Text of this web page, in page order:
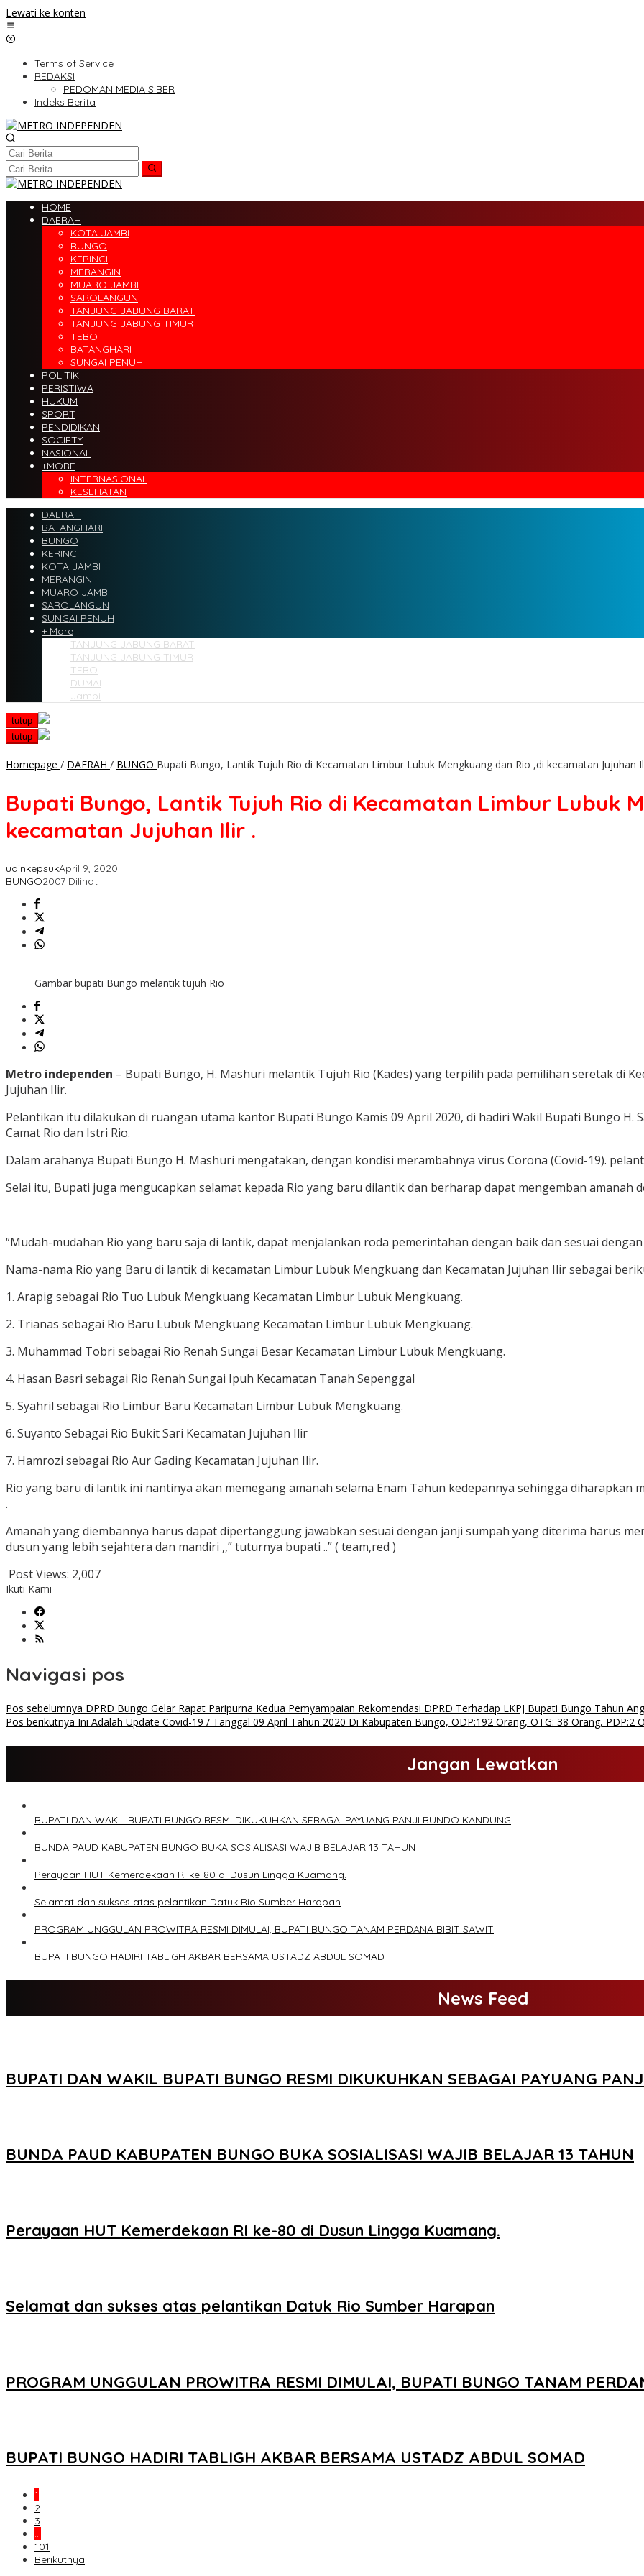
Lewati ke konten
Terms of Service
REDAKSI
PEDOMAN MEDIA SIBER
Indeks Berita
HOME
DAERAH
KOTA JAMBI
BUNGO
KERINCI
MERANGIN
MUARO JAMBI
SAROLANGUN
TANJUNG JABUNG BARAT
TANJUNG JABUNG TIMUR
TEBO
BATANGHARI
SUNGAI PENUH
POLITIK
PERISTIWA
HUKUM
SPORT
PENDIDIKAN
SOCIETY
NASIONAL
+MORE
INTERNASIONAL
KESEHATAN
DAERAH
BATANGHARI
BUNGO
KERINCI
KOTA JAMBI
MERANGIN
MUARO JAMBI
SAROLANGUN
SUNGAI PENUH
+ More
TANJUNG JABUNG BARAT
TANJUNG JABUNG TIMUR
TEBO
DUMAI
Jambi
tutup
tutup
Homepage / DAERAH / BUNGO Bupati Bungo, Lantik Tujuh Rio di Kecamatan Limbur Lubuk Mengkuang dan Rio ,di kecamatan Jujuhan
Bupati Bungo, Lantik Tujuh Rio di Kecamatan Limbur Lubuk
kecamatan Jujuhan Ilir .
udinkepsukApril 9, 2020
BUNGO2007 Dilihat
Gambar bupati Bungo melantik tujuh Rio
Metro independen – Bupati Bungo, H. Mashuri melantik Tujuh Rio (Kades) yang terpilih pada pemilihan seretak di
Jujuhan Ilir.
Pelantikan itu dilakukan di ruangan utama kantor Bupati Bungo Kamis 09 April 2020, di hadiri Wakil Bupati Bungo H.
Camat Rio dan Istri Rio.
Dalam arahanya Bupati Bungo H. Mashuri mengatakan, dengan kondisi merambahnya virus Corona (Covid-19).
Selai itu, Bupati juga mengucapkan selamat kepada Rio yang baru dilantik dan berharap dapat mengemban amanah
“Mudah-mudahan Rio yang baru saja di lantik, dapat menjalankan roda pemerintahan dengan baik dan sesuai
Nama-nama Rio yang Baru di lantik di kecamatan Limbur Lubuk Mengkuang dan Kecamatan Jujuhan Ilir sebagai
1. Arapig sebagai Rio Tuo Lubuk Mengkuang Kecamatan Limbur Lubuk Mengkuang.
2. Trianas sebagai Rio Baru Lubuk Mengkuang Kecamatan Limbur Lubuk Mengkuang.
3. Muhammad Tobri sebagai Rio Renah Sungai Besar Kecamatan Limbur Lubuk Mengkuang.
4. Hasan Basri sebagai Rio Renah Sungai Ipuh Kecamatan Tanah Sepenggal
5. Syahril sebagai Rio Limbur Baru Kecamatan Limbur Lubuk Mengkuang.
6. Suyanto Sebagai Rio Bukit Sari Kecamatan Jujuhan Ilir
7. Hamrozi sebagai Rio Aur Gading Kecamatan Jujuhan Ilir.
Rio yang baru di lantik ini nantinya akan memegang amanah selama Enam Tahun kedepannya sehingga
.
Amanah yang diembannya harus dapat dipertanggung jawabkan sesuai dengan janji sumpah yang diterima harus
dusun yang lebih sejahtera dan mandiri ,,” tuturnya bupati ..” ( team,red )
Post Views: 2,007
Ikuti Kami
Navigasi pos
Pos sebelumnya DPRD Bungo Gelar Rapat Paripurna Kedua Pemyampaian Rekomendasi DPRD Terhadap LKPJ Bupati Bungo Tahun
Pos berikutnya Ini Adalah Update Covid-19 / Tanggal 09 April Tahun 2020 Di Kabupaten Bungo, ODP:192 Orang, OTG: 38 Orang, PDP:2
Jangan Lewatkan
BUPATI DAN WAKIL BUPATI BUNGO RESMI DIKUKUHKAN SEBAGAI PAYUANG PANJI BUNDO KANDUNG
BUNDA PAUD KABUPATEN BUNGO BUKA SOSIALISASI WAJIB BELAJAR 13 TAHUN
Perayaan HUT Kemerdekaan RI ke-80 di Dusun Lingga Kuamang.
Selamat dan sukses atas pelantikan Datuk Rio Sumber Harapan
PROGRAM UNGGULAN PROWITRA RESMI DIMULAI, BUPATI BUNGO TANAM PERDANA BIBIT SAWIT
BUPATI BUNGO HADIRI TABLIGH AKBAR BERSAMA USTADZ ABDUL SOMAD
News Feed
BUPATI DAN WAKIL BUPATI BUNGO RESMI DIKUKUHKAN SEBAGAI PAYUANG
BUNDA PAUD KABUPATEN BUNGO BUKA SOSIALISASI WAJIB BELAJAR 13 TAHUN
Perayaan HUT Kemerdekaan RI ke-80 di Dusun Lingga Kuamang.
Selamat dan sukses atas pelantikan Datuk Rio Sumber Harapan
PROGRAM UNGGULAN PROWITRA RESMI DIMULAI, BUPATI BUNGO TANAM
BUPATI BUNGO HADIRI TABLIGH AKBAR BERSAMA USTADZ ABDUL SOMAD
1
2
3
…
101
Berikutnya